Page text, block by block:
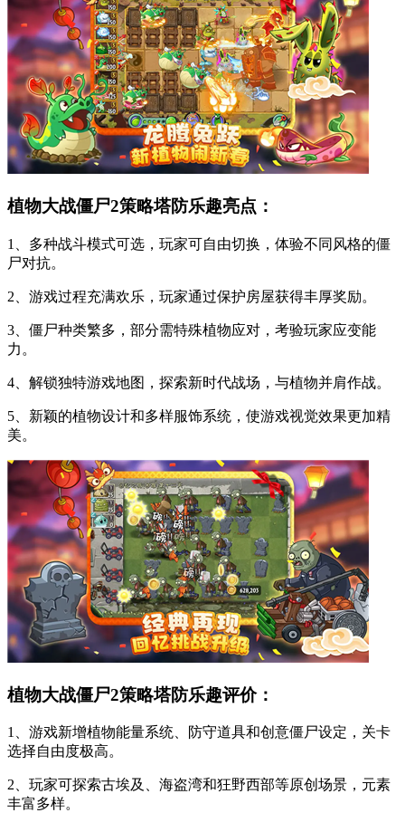
植物大战僵尸2策略塔防乐趣亮点：
1、多种战斗模式可选，玩家可自由切换，体验不同风格的僵
尸对抗。
2、游戏过程充满欢乐，玩家通过保护房屋获得丰厚奖励。
3、僵尸种类繁多，部分需特殊植物应对，考验玩家应变能
力。
4、解锁独特游戏地图，探索新时代战场，与植物并肩作战。
5、新颖的植物设计和多样服饰系统，使游戏视觉效果更加精
美。
植物大战僵尸2策略塔防乐趣评价：
1、游戏新增植物能量系统、防守道具和创意僵尸设定，关卡
选择自由度极高。
2、玩家可探索古埃及、海盗湾和狂野西部等原创场景，元素
丰富多样。